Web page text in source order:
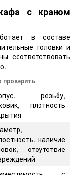
с краном
в составе
головки и
соответствовать
проверить
резьбу,
плотность
наличие
отсутствие